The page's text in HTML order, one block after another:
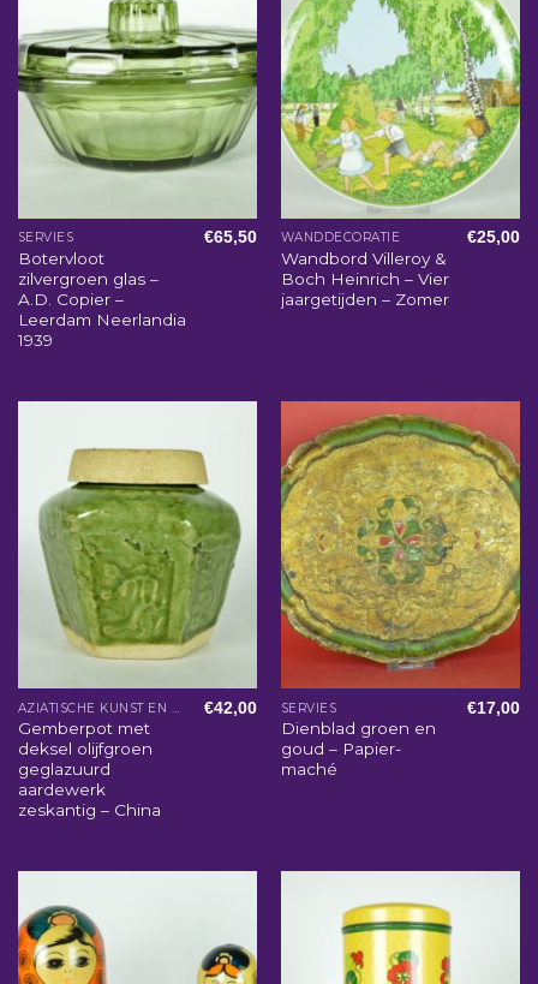
SERVIES
Botervloot
zilvergroen glas –
A.D. Copier –
Leerdam Neerlandia
1939
€65,50 WANDDECORATIE
Wandbord Villeroy &
Boch Heinrich – Vier
jaargetijden – Zomer
€25,00
Gemberpot met
deksel olijfgroen
geglazuurd
aardewerk
zeskantig – China
€42,00 SERVIES
Dienblad groen en
goud – Papier-
maché
€17,00